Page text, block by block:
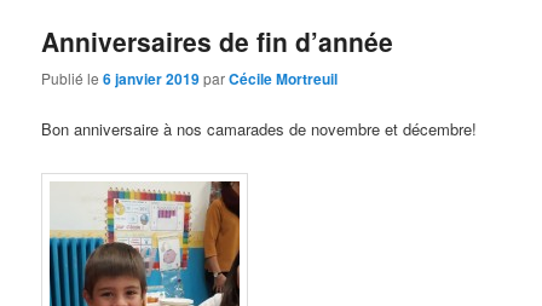
Anniversaires de fin d’année
Publié le6 janvier 2019parCécile Mortreuil
Bon anniversaire à nos camarades de novembre et décembre!